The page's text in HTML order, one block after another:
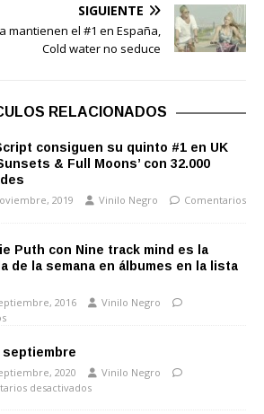
SIGUIENTE
mantienen el #1 en España,
Cold water no seduce
RELACIONADOS
consiguen su quinto #1 en UK
& Full Moons’ con 32.000
2019 Vinilo Negro
Comentarios
Puth con Nine track mind es la
de la semana en álbumes en la lista
2016
Vinilo Negro
septiembre
2020
Vinilo Negro
desactivados